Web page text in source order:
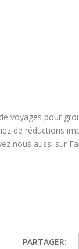
voyages pour
de réductions
nous aussi sur
PARTAGER: